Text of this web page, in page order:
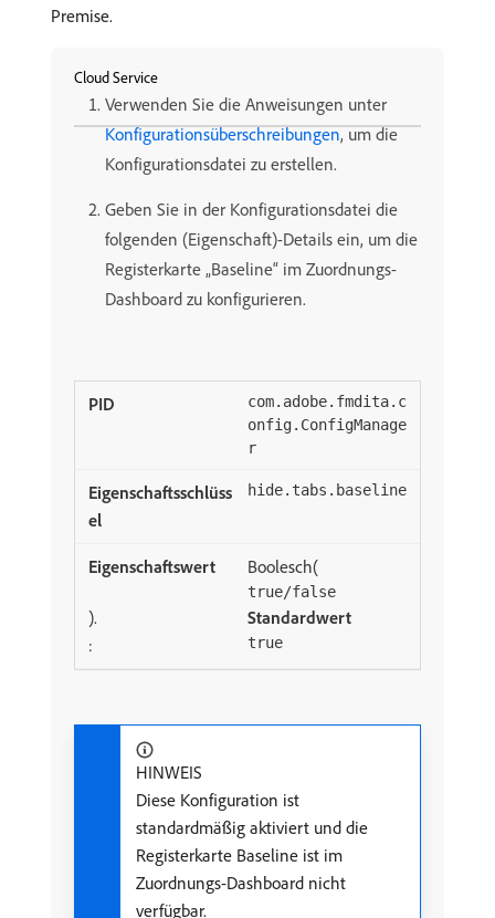
Premise.
Cloud Service
Verwenden Sie die Anweisungen unter
Konfigurationsüberschreibungen, um die
Konfigurationsdatei zu erstellen.
Geben Sie in der Konfigurationsdatei die
folgenden (Eigenschaft)-Details ein, um die
Registerkarte „Baseline“ im Zuordnungs-
Dashboard zu konfigurieren.
com.adobe.fmdita.c
onfig.ConfigManage
r
hide.tabs.baseline
Boolesch(
true/false
).
Standardwert
:
true
HINWEIS
Diese Konfiguration ist
standardmäßig aktiviert und die
Registerkarte Baseline ist im
Zuordnungs-Dashboard nicht
verfügbar.